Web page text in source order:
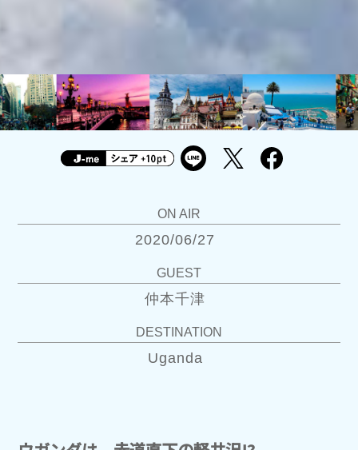
ON AIR
2020/06/27
GUEST
仲本千津
DESTINATION
Uganda